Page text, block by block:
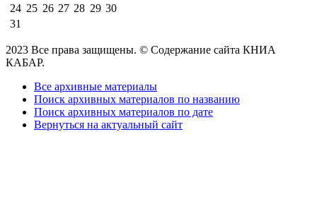
24 25 26 27 28 29 30
31
2023 Все права защищены. © Содержание сайта КНИА
КАБАР.
Все архивные материалы
Поиск архивных материалов по названию
Поиск архивных материалов по дате
Вернуться на актуальный сайт